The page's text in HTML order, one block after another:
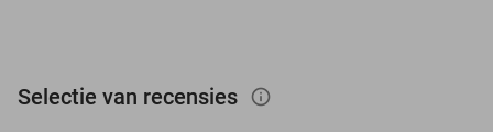
Selectie van recensies info_outlined